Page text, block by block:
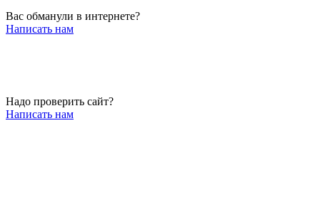
Вас обманули в интернете?
Написать нам
Надо проверить сайт?
Написать нам